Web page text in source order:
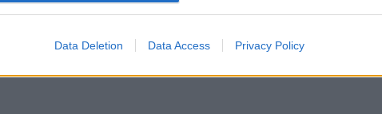
Data Deletion Data Access Privacy Policy
zamrożonych irańskich aktywów przed wdrożeniem
„Meet the Press” stacji NBC News, Trump odniósł się